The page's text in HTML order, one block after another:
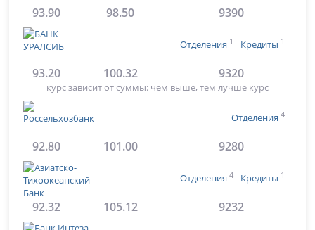
93.90 98.50 9390
Отделения 1 Кредиты 1
93.20 100.32 9320
курс зависит от суммы: чем выше, тем лучше курс
Отделения 4
92.80 101.00 9280
Отделения 4 Кредиты 1
92.32 105.12 9232